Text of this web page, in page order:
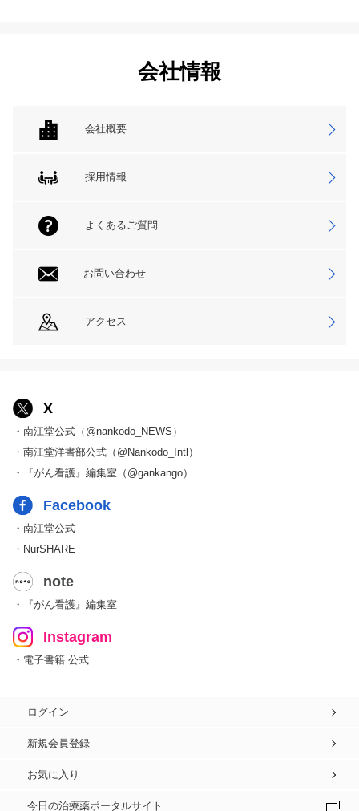
会社情報
会社概要
採用情報
よくあるご質問
お問い合わせ
アクセス
X
・南江堂公式（@nankodo_NEWS）
・南江堂洋書部公式（@Nankodo_Intl）
・『がん看護』編集室（@gankango）
Facebook
・南江堂公式
・NurSHARE
note
・『がん看護』編集室
Instagram
・電子書籍 公式
ログイン
新規会員登録
お気に入り
今日の治療薬ポータルサイト